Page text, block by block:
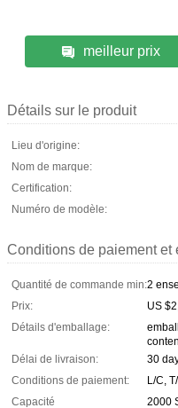
meilleur prix
Détails sur le produit
Lieu d'origine:
Nom de marque:
Certification:
Numéro de modèle:
Conditions de paiement et
Quantité de commande min:2
Prix:
US
Détails d'emballage:
Délai de livraison:
30
Conditions de paiement:
L/C,
Capacité
2000